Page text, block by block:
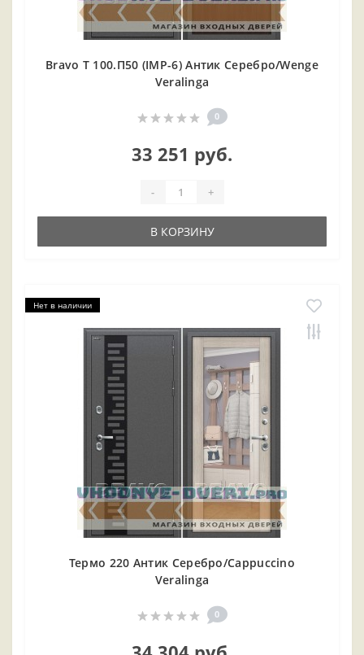
Bravo T 100.П50 (IMP-6) Антик Серебро/Wenge
Veralinga
0
33 251 руб.
- +
В КОРЗИНУ
Нет в наличии
Термо 220 Антик Серебро/Cappuccino
Veralinga
0